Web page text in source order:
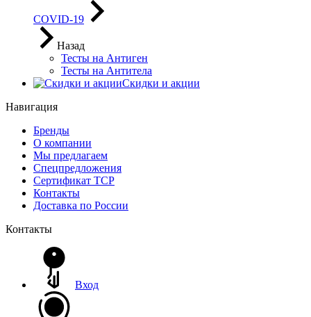
COVID-19
Назад
Тесты на Антиген
Тесты на Антитела
Скидки и акции
Навигация
Бренды
О компании
Мы предлагаем
Спецпредложения
Сертификат ТСР
Контакты
Доставка по России
Контакты
Вход